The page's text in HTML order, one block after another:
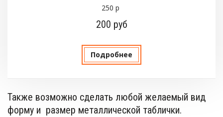
250 р
200 руб
Подробнее
Также возможно сделать любой желаемый вид
форму и  размер металлической таблички.